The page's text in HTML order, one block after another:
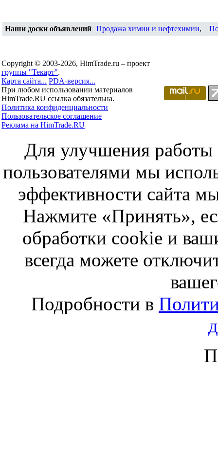
Наши доски объявлений Продажа химии и нефтехимии,
Copyright © 2003-2026, HimTrade.ru – проект
группы "Текарт".
Карта сайта... PDA-версия...
При любом использовании материалов
HimTrade.RU ссылка обязательна.
Политика конфиденциальности
Пользовательское соглашение
Реклама на HimTrade.RU
Для улучшения работы
пользователями мы
эффективности сайта
Нажмите «Принять»,
обработки cookie и
всегда можете
Подробности в